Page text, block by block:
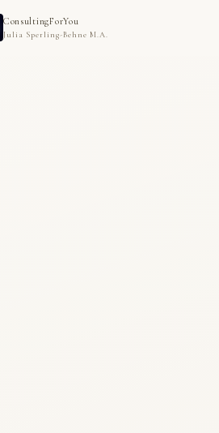
ConsultingForYou
Julia Sperling-Behne M.A.